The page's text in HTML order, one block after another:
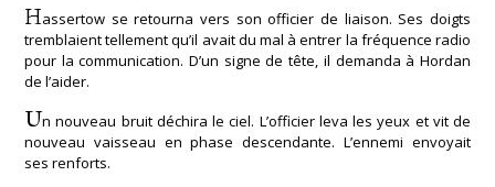
Hassertow se retourna vers son officier de liaison. Ses doigts
tremblaient tellement qu’il avait du mal à entrer la fréquence radio
pour la communication. D’un signe de tête, il demanda à Hordan
de l’aider.
Un nouveau bruit déchira le ciel. L’officier leva les yeux et vit de
nouveau vaisseau en phase descendante. L’ennemi envoyait
ses renforts.